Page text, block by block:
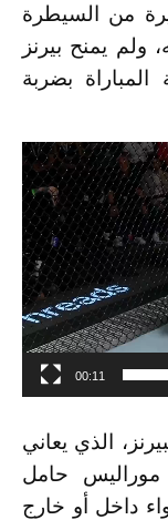
من السيطرة
ولم يمنح بيرنز
بضربة
00:11
الذي يعاني
حامل
بلا هزيمة (18-0) سواء داخل أو خارج